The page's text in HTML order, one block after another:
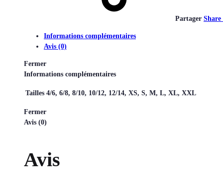
Partager Share
Informations complémentaires
Avis (0)
Fermer
Informations complémentaires
Tailles 4/6, 6/8, 8/10, 10/12, 12/14, XS, S, M, L, XL, XXL
Fermer
Avis (0)
Avis